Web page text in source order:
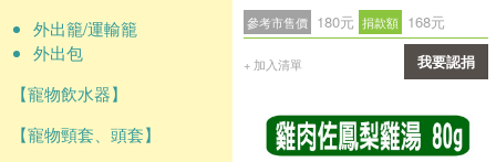
外出籠/運輸籠
外出包
【寵物飲水器】
【寵物頸套、頭套】
參考市售價 180元 捐款額 168元
+ 加入清單 我要認捐